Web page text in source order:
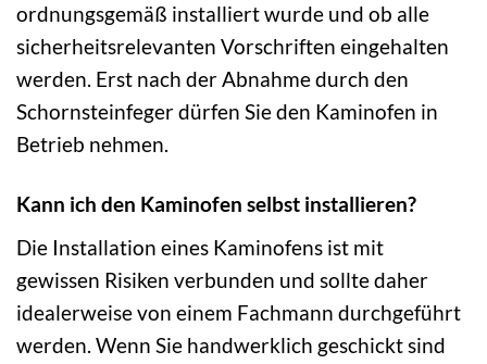
ordnungsgemäß installiert wurde und ob alle
sicherheitsrelevanten Vorschriften eingehalten
werden. Erst nach der Abnahme durch den
Schornsteinfeger dürfen Sie den Kaminofen in
Betrieb nehmen.
Kann ich den Kaminofen selbst installieren?
Die Installation eines Kaminofens ist mit
gewissen Risiken verbunden und sollte daher
idealerweise von einem Fachmann durchgeführt
werden. Wenn Sie handwerklich geschickt sind